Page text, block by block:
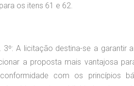
os itens 61 e 62.
A licitação destina-se a garantir
a proposta mais vantajosa
com os princípios